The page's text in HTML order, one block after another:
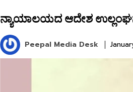
ನ್ಯಾಯಾಲಯದ ಆದೇಶ
Peepal Media Desk